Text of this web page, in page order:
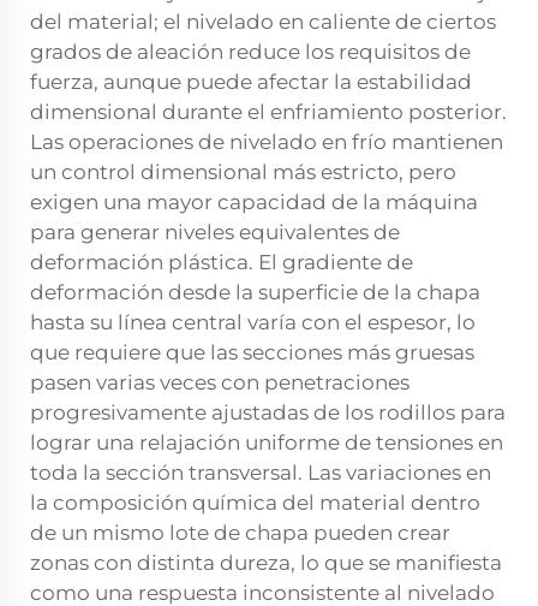
del material; el nivelado en caliente de ciertos
grados de aleación reduce los requisitos de
fuerza, aunque puede afectar la estabilidad
dimensional durante el enfriamiento posterior.
Las operaciones de nivelado en frío mantienen
un control dimensional más estricto, pero
exigen una mayor capacidad de la máquina
para generar niveles equivalentes de
deformación plástica. El gradiente de
deformación desde la superficie de la chapa
hasta su línea central varía con el espesor, lo
que requiere que las secciones más gruesas
pasen varias veces con penetraciones
progresivamente ajustadas de los rodillos para
lograr una relajación uniforme de tensiones en
toda la sección transversal. Las variaciones en
la composición química del material dentro
de un mismo lote de chapa pueden crear
zonas con distinta dureza, lo que se manifiesta
como una respuesta inconsistente al nivelado